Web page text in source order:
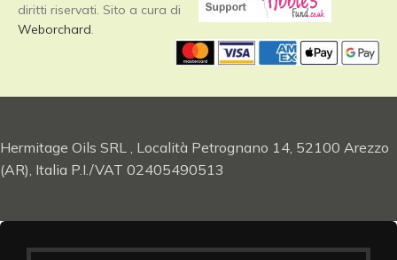
diritti riservati. Sito a cura di
Weborchard.
Hermitage Oils SRL , Località Petrognano 14, 52100 Arezzo
(AR), Italia P.I./VAT 02405490513